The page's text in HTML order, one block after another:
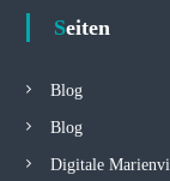
Seiten
Blog
Blog
Digitale